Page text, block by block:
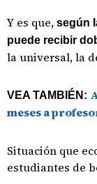
Y es que, según
puede recibir
la universal, la
VEA TAMBIÉN:
meses a
Situación que
estudiantes de